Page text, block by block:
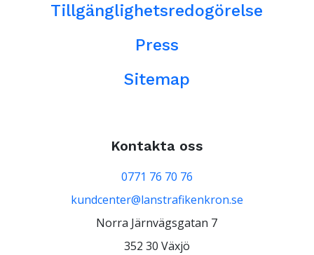
Tillgänglighetsredogörelse
Press
Sitemap
Kontakta oss
0771 76 70 76
kundcenter@lanstrafikenkron.se
Norra Järnvägsgatan 7
352 30 Växjö